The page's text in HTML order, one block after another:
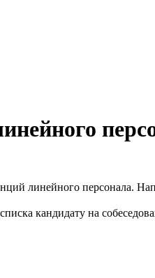
линейного персонала.
кандидату на